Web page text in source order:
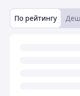
По рейтингу